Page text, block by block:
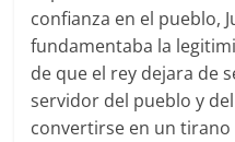
confianza en el pueblo,
fundamentaba la
de que el rey dejara de
servidor del pueblo y
convertirse en un